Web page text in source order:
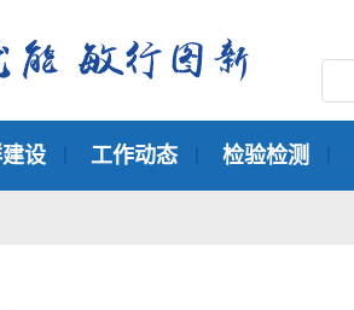
设 工作动态 检验检测